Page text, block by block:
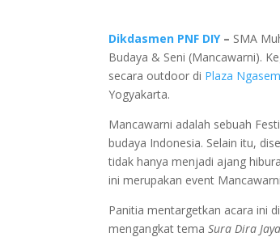
Dikdasmen PNF DIY– SMA
Budaya & Seni (Mancawarni).
secara outdoor di Plaza
Yogyakarta.
Mancawarni adalah sebuah
budaya Indonesia. Selain itu,
tidak hanya menjadi ajang
ini merupakan event
Panitia mentargetkan acara ini
mengangkat temaSura Dira